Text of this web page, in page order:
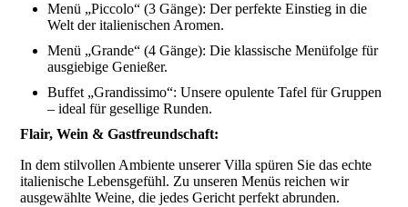
Menü „Piccolo“ (3 Gänge): Der perfekte Einstieg in die
Welt der italienischen Aromen.
Menü „Grande“ (4 Gänge): Die klassische Menüfolge für
ausgiebige Genießer.
Buffet „Grandissimo“: Unsere opulente Tafel für Gruppen
– ideal für gesellige Runden.
Flair, Wein & Gastfreundschaft:
In dem stilvollen Ambiente unserer Villa spüren Sie das echte
italienische Lebensgefühl. Zu unseren Menüs reichen wir
ausgewählte Weine, die jedes Gericht perfekt abrunden.